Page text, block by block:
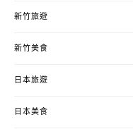
新竹旅遊
新竹美食
日本旅遊
日本美食